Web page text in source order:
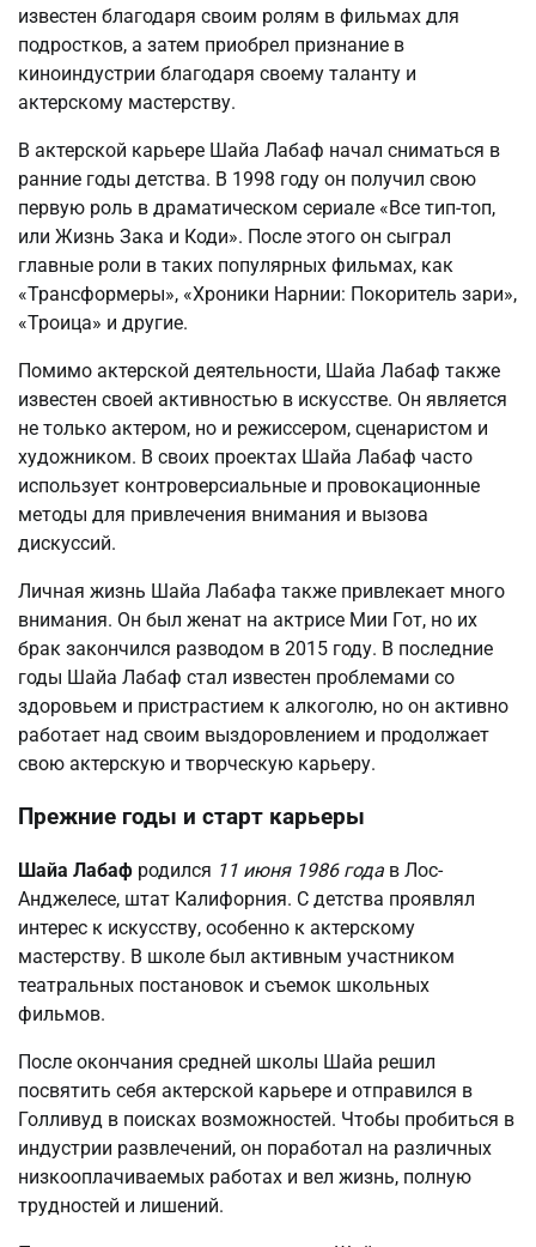
известен благодаря своим ролям в фильмах для
подростков, а затем приобрел признание в
киноиндустрии благодаря своему таланту и
актерскому мастерству.
В актерской карьере Шайа Лабаф начал сниматься в
ранние годы детства. В 1998 году он получил свою
первую роль в драматическом сериале «Все тип-топ,
или Жизнь Зака и Коди». После этого он сыграл
главные роли в таких популярных фильмах, как
«Трансформеры», «Хроники Нарнии: Покоритель зари»,
«Троица» и другие.
Помимо актерской деятельности, Шайа Лабаф также
известен своей активностью в искусстве. Он является
не только актером, но и режиссером, сценаристом и
художником. В своих проектах Шайа Лабаф часто
использует контроверсиальные и провокационные
методы для привлечения внимания и вызова
дискуссий.
Личная жизнь Шайа Лабафа также привлекает много
внимания. Он был женат на актрисе Мии Гот, но их
брак закончился разводом в 2015 году. В последние
годы Шайа Лабаф стал известен проблемами со
здоровьем и пристрастием к алкоголю, но он активно
работает над своим выздоровлением и продолжает
свою актерскую и творческую карьеру.
Прежние годы и старт карьеры
Шайа Лабаф родился 11 июня 1986 года в Лос-
Анджелесе, штат Калифорния. С детства проявлял
интерес к искусству, особенно к актерскому
мастерству. В школе был активным участником
театральных постановок и съемок школьных
фильмов.
После окончания средней школы Шайа решил
посвятить себя актерской карьере и отправился в
Голливуд в поисках возможностей. Чтобы пробиться в
индустрии развлечений, он поработал на различных
низкооплачиваемых работах и вел жизнь, полную
трудностей и лишений.